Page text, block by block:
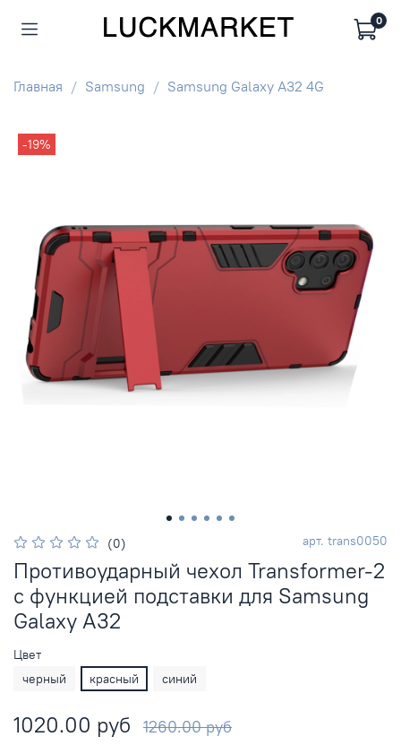
0
Главная Samsung Samsung Galaxy A32 4G
-19%
(0) арт. trans0050
Противоударный чехол Transformer-2
с функцией подставки для Samsung
Galaxy A32
Цвет
черный
красный синий
1020.00 руб 1260.00 руб